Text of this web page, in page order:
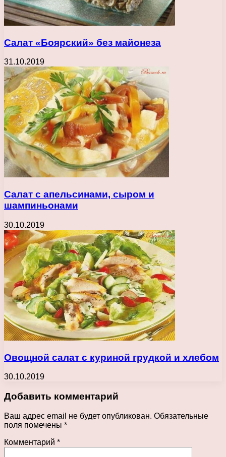
Салат «Боярский» без майонеза
31.10.2019
Салат с апельсинами, сыром и
шампиньонами
30.10.2019
Овощной салат с куриной грудкой и хлебом
30.10.2019
Добавить комментарий
Ваш адрес email не будет опубликован. Обязательные
поля помечены *
Комментарий *